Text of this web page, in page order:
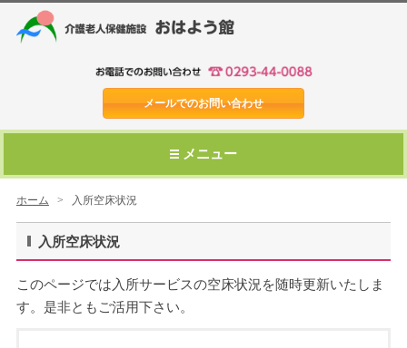
メールでのお問い合わせ
メニュー
ホーム > 入所空床状況
入所空床状況
このページでは入所サービスの空床状況を随時更新いたしま
す。是非ともご活用下さい。